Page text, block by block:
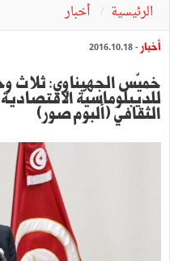
الرئيسية أخبار
أخبار - 2016.10.18
خميّس الجهيناوي: ثلاث
للديبلوماسيّة
الثقافي (ألبوم صور)